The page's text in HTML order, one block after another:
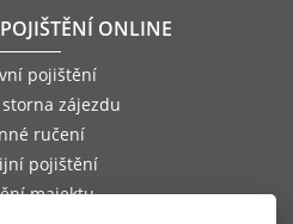
ONLINE
pojištění
zájezdu
ručení
pojištění
majektu